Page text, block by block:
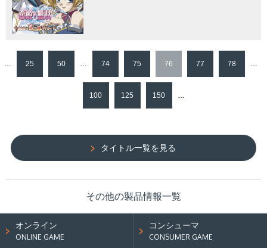
25 50 74 75 76 77 78
100 125 150
タイトル一覧を見る
その他の製品情報一覧
オンライン
ONLINE GAME
コンシューマ
CONSUMER GAME